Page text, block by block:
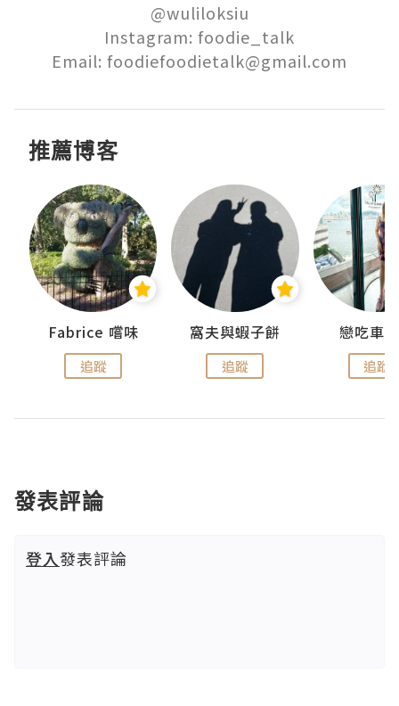
@wuliloksiu
Instagram: foodie_talk
Email: foodiefoodietalk@gmail.com
推薦博客
Fabrice 嚐味
追蹤
窩夫與蝦子餅
追蹤
戀吃車
追蹤
發表評論
登入發表評論